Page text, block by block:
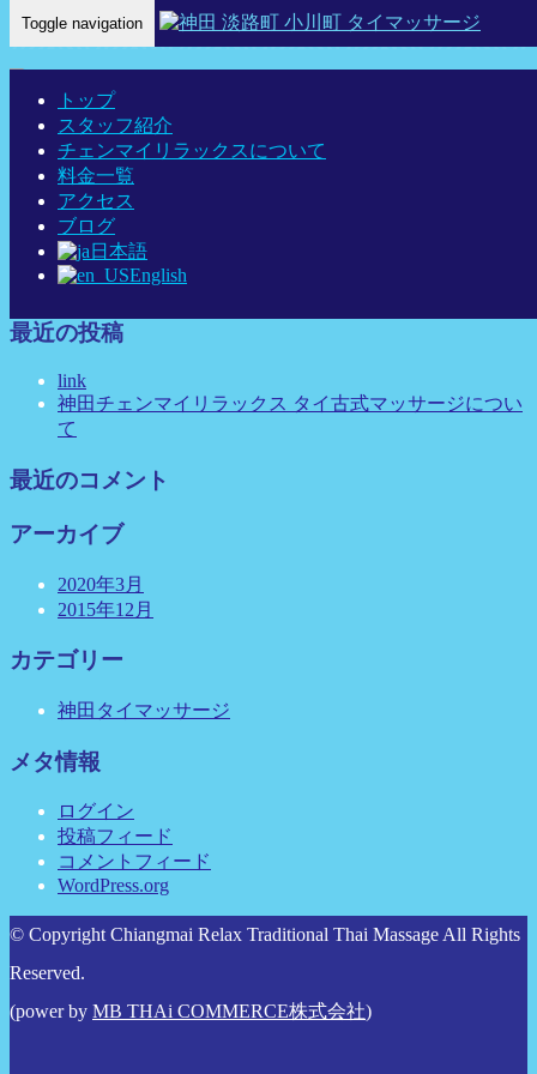
Toggle navigation
トップ
スタッフ紹介
チェンマイリラックスについて
料金一覧
アクセス
ブログ
日本語
English
Home- ハルカ…
ハルカ 神田 タイマッサージ タイ古式マッサージ チェンマイ
リラックス
最近の投稿
link
神田チェンマイリラックス タイ古式マッサージについ
て
最近のコメント
アーカイブ
2020年3月
2015年12月
カテゴリー
神田タイマッサージ
メタ情報
ログイン
投稿フィード
コメントフィード
WordPress.org
© Copyright Chiangmai Relax Traditional Thai Massage All Rights
Reserved.
(power by MB THAi COMMERCE株式会社)